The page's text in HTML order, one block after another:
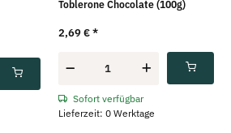
Toblerone Chocolate (100g)
2,69 €*
Sofort verfügbar
Lieferzeit: 0 Werktage